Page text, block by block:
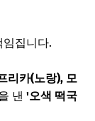
임집니다.
리카(노랑), 모
낸 '오색 떡국